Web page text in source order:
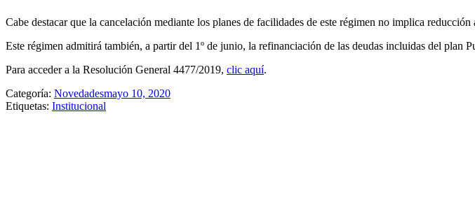
Cabe destacar que la cancelación mediante los planes de facilidades de este régimen no implica
Este régimen admitirá también, a partir del 1º de junio, la refinanciación de las deudas incluidas del
Para acceder a la Resolución General 4477/2019, clic aquí.
Categoría: Novedadesmayo 10, 2020
Etiquetas: Institucional